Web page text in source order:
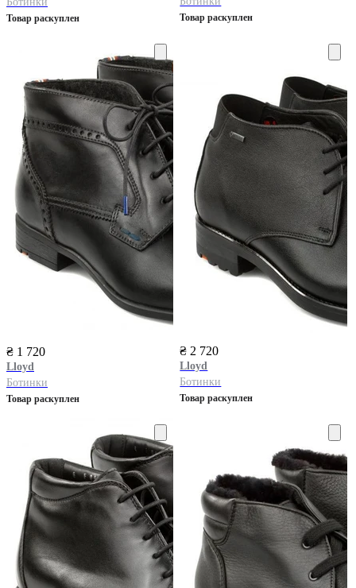
Товар раскуплен Товар раскуплен
₴ 1 720
Lloyd
Ботинки
Товар раскуплен
₴ 2 720
Lloyd
Ботинки
Товар раскуплен